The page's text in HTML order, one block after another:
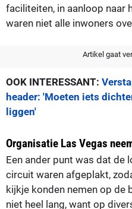
faciliteiten, in aanloop naar
waren niet alle inwoners
Artikel gaat
OOK INTERESSANT:
header: 'Moeten iets
liggen'
Organisatie Las Vegas
Een ander punt was dat de
circuit waren afgeplakt,
kijkje konden nemen op de
niet heel lang, want op